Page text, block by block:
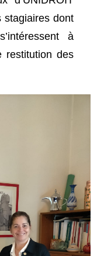
stagiaires dont
à
restitution des